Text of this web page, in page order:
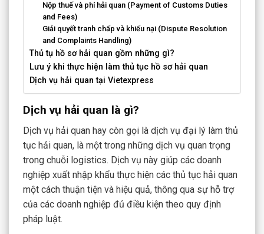
Nộp thuế và phí hải quan (Payment of Customs Duties
and Fees)
Giải quyết tranh chấp và khiếu nại (Dispute Resolution
and Complaints Handling)
Thủ tụ hồ sơ hải quan gồm những gì?
Lưu ý khi thực hiện làm thủ tục hồ sơ hải quan
Dịch vụ hải quan tại Vietexpress
Dịch vụ hải quan là gì?
Dịch vụ hải quan hay còn gọi là dịch vụ đại lý làm thủ
tục hải quan, là một trong những dịch vụ quan trọng
trong chuỗi logistics. Dịch vụ này giúp các doanh
nghiệp xuất nhập khẩu thực hiện các thủ tục hải quan
một cách thuận tiện và hiệu quả, thông qua sự hỗ trợ
của các doanh nghiệp đủ điều kiện theo quy định
pháp luật.